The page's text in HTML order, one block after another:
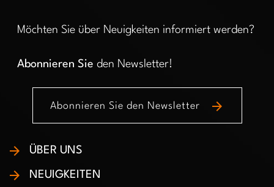
Möchten Sie über Neuigkeiten informiert werden?
Abonnieren Sie den Newsletter!
Abonnieren Sie den Newsletter arrow_forward
ÜBER UNS
NEUIGKEITEN